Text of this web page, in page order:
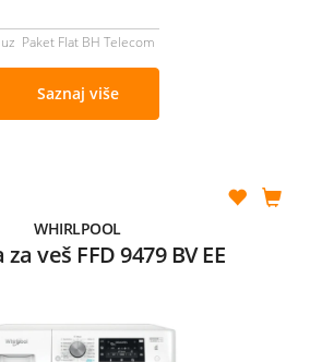
uz Paket Flat BH Telecom
Saznaj više
WHIRLPOOL
veš FFD 9479 BV EE